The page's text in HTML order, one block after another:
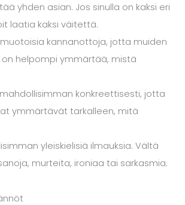
yhden asian. Jos sinulla on kaksi eri
laatia kaksi väitettä.
kannanottoja, jotta muiden
on helpompi ymmärtää, mistä
konkreettisesti, jotta
ymmärtävät tarkalleen, mitä
yleiskielisiä ilmauksia. Vältä
murteita, ironiaa tai sarkasmia.​